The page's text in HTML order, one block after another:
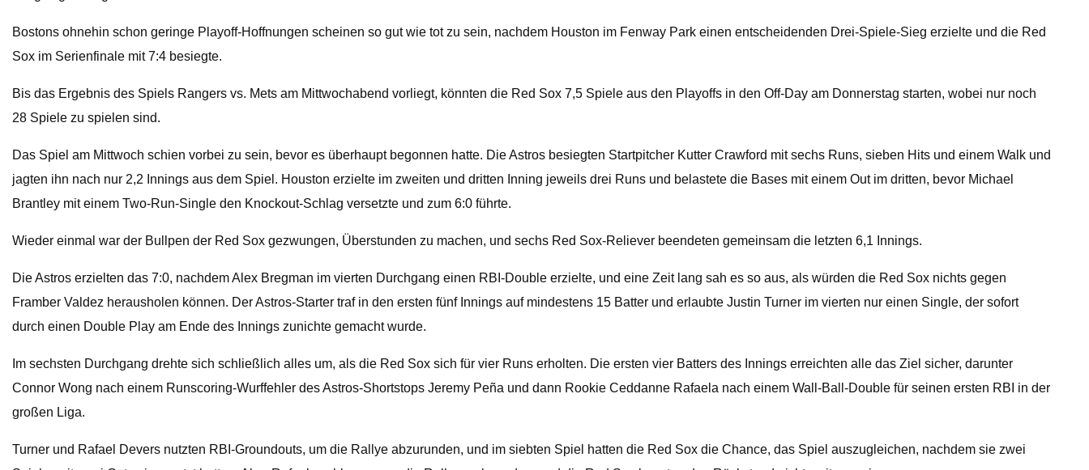
Bostons ohnehin schon geringe Playoff-Hoffnungen scheinen so gut wie tot zu sein, nachdem Houston im Fenway Park einen entscheidenden Drei-Spiele-Sieg erzielte und die Red
Sox im Serienfinale mit 7:4 besiegte.
Bis das Ergebnis des Spiels Rangers vs. Mets am Mittwochabend vorliegt, könnten die Red Sox 7,5 Spiele aus den Playoffs in den Off-Day am Donnerstag starten, wobei nur noch
28 Spiele zu spielen sind.
Das Spiel am Mittwoch schien vorbei zu sein, bevor es überhaupt begonnen hatte. Die Astros besiegten Startpitcher Kutter Crawford mit sechs Runs, sieben Hits und einem Walk und
jagten ihn nach nur 2,2 Innings aus dem Spiel. Houston erzielte im zweiten und dritten Inning jeweils drei Runs und belastete die Bases mit einem Out im dritten, bevor Michael
Brantley mit einem Two-Run-Single den Knockout-Schlag versetzte und zum 6:0 führte.
Wieder einmal war der Bullpen der Red Sox gezwungen, Überstunden zu machen, und sechs Red Sox-Reliever beendeten gemeinsam die letzten 6,1 Innings.
Die Astros erzielten das 7:0, nachdem Alex Bregman im vierten Durchgang einen RBI-Double erzielte, und eine Zeit lang sah es so aus, als würden die Red Sox nichts gegen
Framber Valdez herausholen können. Der Astros-Starter traf in den ersten fünf Innings auf mindestens 15 Batter und erlaubte Justin Turner im vierten nur einen Single, der sofort
durch einen Double Play am Ende des Innings zunichte gemacht wurde.
Im sechsten Durchgang drehte sich schließlich alles um, als die Red Sox sich für vier Runs erholten. Die ersten vier Batters des Innings erreichten alle das Ziel sicher, darunter
Connor Wong nach einem Runscoring-Wurffehler des Astros-Shortstops Jeremy Peña und dann Rookie Ceddanne Rafaela nach einem Wall-Ball-Double für seinen ersten RBI in der
großen Liga.
Turner und Rafael Devers nutzten RBI-Groundouts, um die Rallye abzurunden, und im siebten Spiel hatten die Red Sox die Chance, das Spiel auszugleichen, nachdem sie zwei